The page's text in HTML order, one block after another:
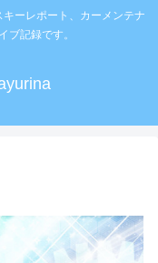
ーレポート、カーメンテナ
ブ記録です。